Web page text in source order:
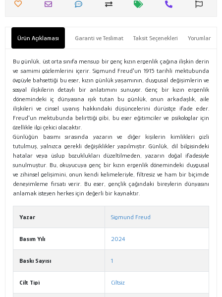
Ürün Açıklaması Garanti ve Teslimat Taksit Seçenekleri Yorumlar
Bu günlük, üst orta sınıfa mensup bir genç kızın ergenlik çağına ilişkin derin
ve samimi gözlemlerini içerir. Sigmund Freud'un 1915 tarihli mektubunda
övgüyle bahsettiği bu eser, kızın günlük yaşamının, duygusal değişimlerin ve
sosyal ilişkilerin detaylı bir anlatımını sunuyor. Genç bir kızın ergenlik
dönemindeki iç dünyasına ışık tutan bu günlük, onun arkadaşlık, aile
ilişkileri ve cinsel uyanış hakkındaki düşüncelerini dürüstçe ifade eder.
Freud'un mektubunda belirttiği gibi, bu eser eğitimciler ve psikologlar için
özellikle ilgi çekici olacaktır.
Günlüğün basımı sırasında yazarın ve diğer kişilerin kimlikleri gizli
tutulmuş, yalnızca gerekli değişiklikler yapılmıştır. Günlük, dil bilgisindeki
hatalar veya üslup bozuklukları düzeltilmeden, yazarın doğal ifadesiyle
sunulmuştur. Bu, okuyucuya genç bir kızın ergenlik dönemindeki duygusal
ve zihinsel gelişimini, onun kendi kelimeleriyle, filtresiz ve ham bir biçimde
deneyimleme fırsatı verir. Bu eser, gençlik çağındaki bireylerin dünyasını
anlamak isteyen herkes için değerli bir kaynaktır.
Yazar Sigmund Freud
Basım Yılı 2024
Baskı Sayısı 1
Cilt Tipi Ciltsiz